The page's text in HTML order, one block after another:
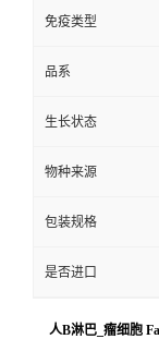
免疫类型
品系
生长状态
物种来源
包装规格
是否进口
人B淋巴_瘤细胞